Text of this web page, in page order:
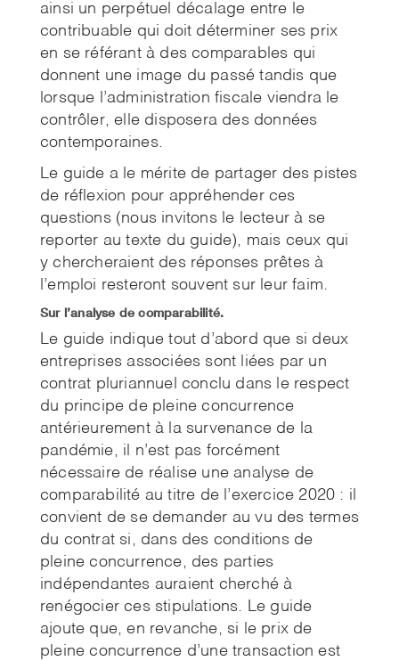
ainsi un perpétuel décalage entre le
contribuable qui doit déterminer ses prix
en se référant à des comparables qui
donnent une image du passé tandis que
lorsque l’administration fiscale viendra le
contrôler, elle disposera des données
contemporaines.
Le guide a le mérite de partager des pistes
de réflexion pour appréhender ces
questions (nous invitons le lecteur à se
reporter au texte du guide), mais ceux qui
y chercheraient des réponses prêtes à
l’emploi resteront souvent sur leur faim.
Sur l’analyse de comparabilité.
Le guide indique tout d’abord que si deux
entreprises associées sont liées par un
contrat pluriannuel conclu dans le respect
du principe de pleine concurrence
antérieurement à la survenance de la
pandémie, il n’est pas forcément
nécessaire de réalise une analyse de
comparabilité au titre de l’exercice 2020 : il
convient de se demander au vu des termes
du contrat si, dans des conditions de
pleine concurrence, des parties
indépendantes auraient cherché à
renégocier ces stipulations. Le guide
ajoute que, en revanche, si le prix de
pleine concurrence d’une transaction est